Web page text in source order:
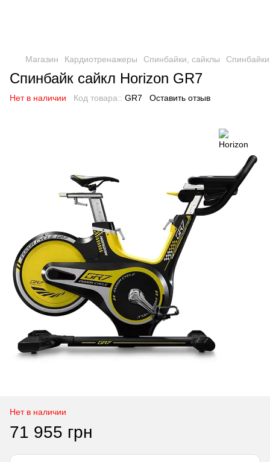
Магазин Кардиотренажеры Спинбайки, сайклы
Спинбайк сайкл Horizon GR7
Нет в наличии Код товара:: GR7 Оставить отзыв
Нет в наличии
71 955 грн